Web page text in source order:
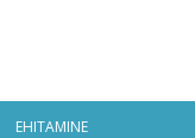
EHITAMINE